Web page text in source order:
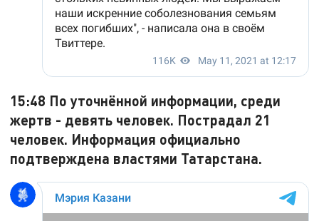
15:48 По уточнённой информации, среди
жертв - девять человек. Пострадал 21
человек. Информация официально
подтверждена властями Татарстана.